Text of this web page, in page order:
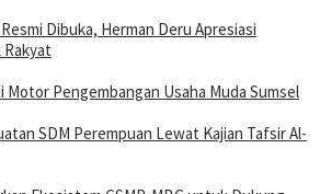
Dibuka, Herman Deru Apresiasi
Rakyat
Pengembangan Usaha Muda Sumsel
SDM Perempuan Lewat Kajian Tafsir Al-